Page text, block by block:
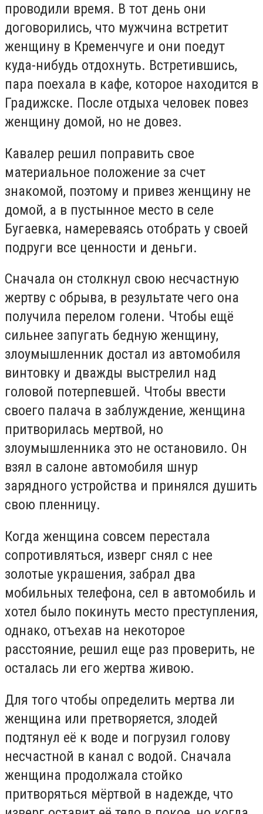
проводили время. В тот день они
договорились, что мужчина встретит
женщину в Кременчуге и они поедут
куда-нибудь отдохнуть. Встретившись,
пара поехала в кафе, которое находится в
Градижске. После отдыха человек повез
женщину домой, но не довез.
Кавалер решил поправить свое
материальное положение за счет
знакомой, поэтому и привез женщину не
домой, а в пустынное место в селе
Бугаевка, намереваясь отобрать у своей
подруги все ценности и деньги.
Сначала он столкнул свою несчастную
жертву с обрыва, в результате чего она
получила перелом голени. Чтобы ещё
сильнее запугать бедную женщину,
злоумышленник достал из автомобиля
винтовку и дважды выстрелил над
головой потерпевшей. Чтобы ввести
своего палача в заблуждение, женщина
притворилась мертвой, но
злоумышленника это не остановило. Он
взял в салоне автомобиля шнур
зарядного устройства и принялся душить
свою пленницу.
Когда женщина совсем перестала
сопротивляться, изверг снял с нее
золотые украшения, забрал два
мобильных телефона, сел в автомобиль и
хотел было покинуть место преступления,
однако, отъехав на некоторое
расстояние, решил еще раз проверить, не
осталась ли его жертва живою.
Для того чтобы определить мертва ли
женщина или претворяется, злодей
подтянул её к воде и погрузил голову
несчастной в канал с водой. Сначала
женщина продолжала стойко
притворяться мёртвой в надежде, что